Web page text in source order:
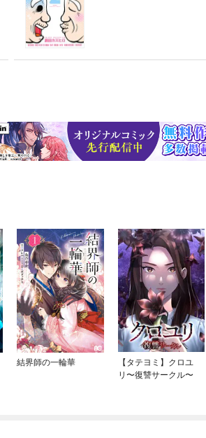
結界師の一輪華
【タテヨミ】クロユ
リ〜復讐サークル〜